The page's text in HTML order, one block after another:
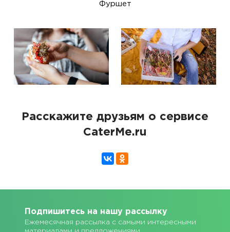
Фуршет
Расскажите друзьям о сервисе
CaterMe.ru
Подпишитесь на нашу рассылку
Ежемесячная рассылка с самыми интересными